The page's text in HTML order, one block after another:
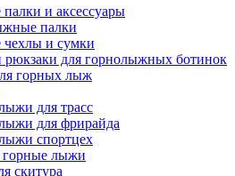
и аксессуары
палки
и сумки
для горнолыжных ботинок
горных лыж
для трасс
для фрирайда
спортцех
горные лыжи
скитура